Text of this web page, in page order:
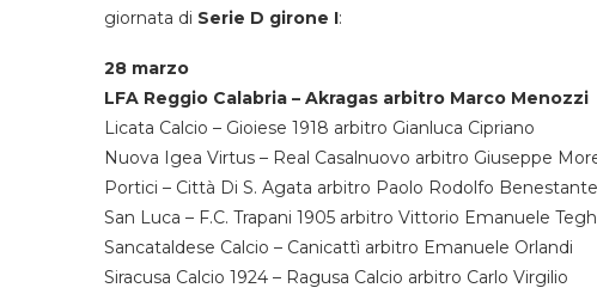
giornata di Serie D girone I:
28 marzo
LFA Reggio Calabria – Akragas arbitro Marco Menozzi
Licata Calcio – Gioiese 1918 arbitro Gianluca Cipriano
Nuova Igea Virtus – Real Casalnuovo arbitro Giuseppe
Portici – Città Di S. Agata arbitro Paolo Rodolfo Benestante
San Luca – F.C. Trapani 1905 arbitro Vittorio Emanuele
Sancataldese Calcio – Canicattì arbitro Emanuele Orlandi
Siracusa Calcio 1924 – Ragusa Calcio arbitro Carlo Virgilio